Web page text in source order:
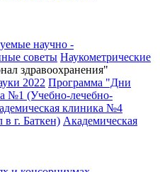
научно -
советы Наукометрические
здравоохранения"
2022 Программа "Дни
№1 (Учебно-лечебно-
клиника №4
г. Баткен) Академическая